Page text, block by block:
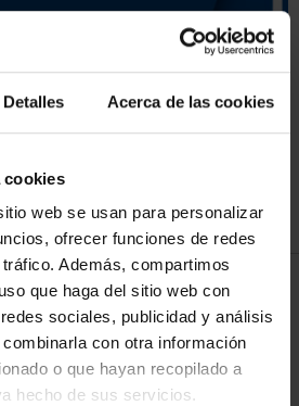
Detalles Acerca de las cookies
cookies
web se usan para personalizar
ofrecer funciones de redes
Además, compartimos
que haga del sitio web con
sociales, publicidad y análisis
con otra información
o que hayan recopilado a
hecho de sus servicios.